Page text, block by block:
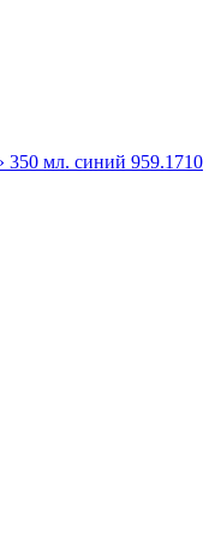
350 мл. синий 959.1710